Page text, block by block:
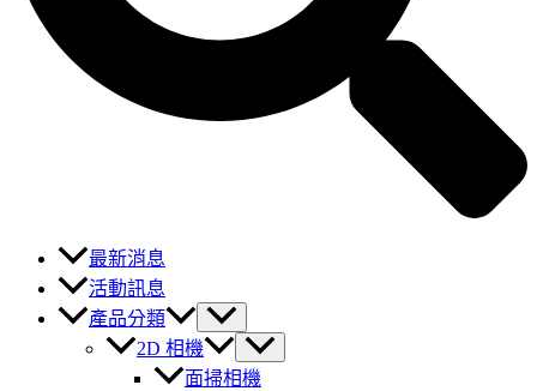
最新消息
活動訊息
產品分類
2D 相機
面掃相機